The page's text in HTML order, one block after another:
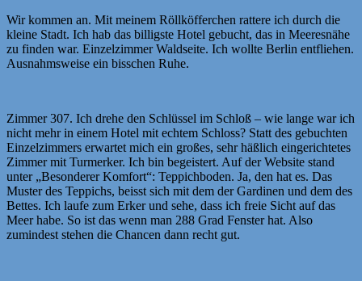
Wir kommen an. Mit meinem Röllköfferchen rattere ich durch die
kleine Stadt. Ich hab das billigste Hotel gebucht, das in Meeresnähe
zu finden war. Einzelzimmer Waldseite. Ich wollte Berlin entfliehen.
Ausnahmsweise ein bisschen Ruhe.
Zimmer 307. Ich drehe den Schlüssel im Schloß – wie lange war ich
nicht mehr in einem Hotel mit echtem Schloss? Statt des gebuchten
Einzelzimmers erwartet mich ein großes, sehr häßlich eingerichtetes
Zimmer mit Turmerker. Ich bin begeistert. Auf der Website stand
unter „Besonderer Komfort“: Teppichboden. Ja, den hat es. Das
Muster des Teppichs, beisst sich mit dem der Gardinen und dem des
Bettes. Ich laufe zum Erker und sehe, dass ich freie Sicht auf das
Meer habe. So ist das wenn man 288 Grad Fenster hat. Also
zumindest stehen die Chancen dann recht gut.